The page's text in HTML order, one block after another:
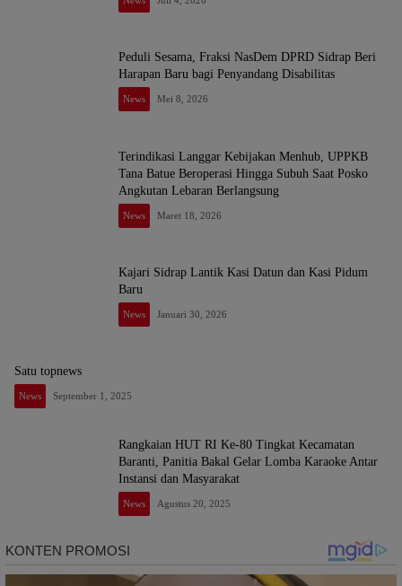
Peduli Sesama, Fraksi NasDem DPRD Sidrap Beri
Harapan Baru bagi Penyandang Disabilitas
News Mei 8, 2026
Terindikasi Langgar Kebijakan Menhub, UPPKB
Tana Batue Beroperasi Hingga Subuh Saat Posko
Angkutan Lebaran Berlangsung
News Maret 18, 2026
Kajari Sidrap Lantik Kasi Datun dan Kasi Pidum
Baru
News Januari 30, 2026
Satu topnews
News September 1, 2025
Rangkaian HUT RI Ke-80 Tingkat Kecamatan
Baranti, Panitia Bakal Gelar Lomba Karaoke Antar
Instansi dan Masyarakat
News Agustus 20, 2025